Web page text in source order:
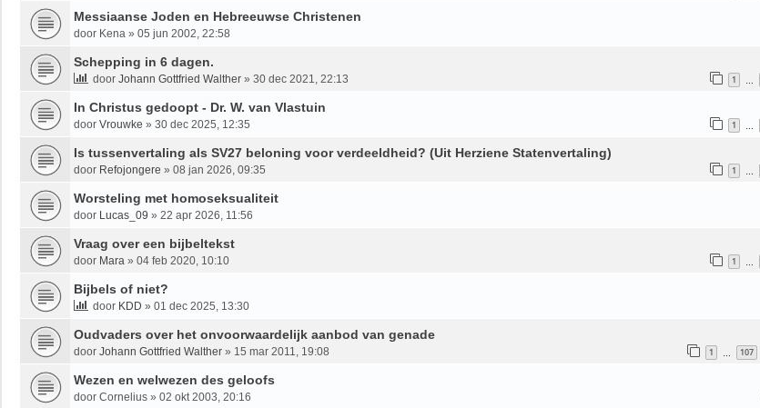
Messiaanse Joden en Hebreeuwse Christenen
door Kena » 05 jun 2002, 22:58
Schepping in 6 dagen.
door Johann Gottfried Walther » 30 dec 2021, 22:13 1
In Christus gedoopt - Dr. W. van Vlastuin
door Vrouwke » 30 dec 2025, 12:35 1
Is tussenvertaling als SV27 beloning voor verdeeldheid? (Uit Herziene Statenvertaling)
door Refojongere » 08 jan 2026, 09:35 1
Worsteling met homoseksualiteit
door Lucas_09 » 22 apr 2026, 11:56
Vraag over een bijbeltekst
door Mara » 04 feb 2020, 10:10 1
Bijbels of niet?
door KDD » 01 dec 2025, 13:30
Oudvaders over het onvoorwaardelijk aanbod van genade
door Johann Gottfried Walther » 15 mar 2011, 19:08 1 107
Wezen en welwezen des geloofs
door Cornelius » 02 okt 2003, 20:16